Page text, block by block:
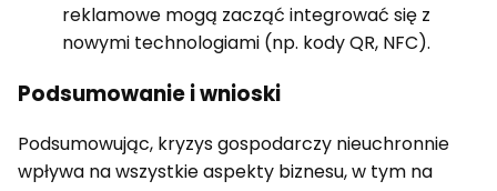
reklamowe mogą zacząć integrować się z
nowymi technologiami (np. kody QR, NFC).
Podsumowanie i wnioski
Podsumowując, kryzys gospodarczy nieuchronnie
wpływa na wszystkie aspekty biznesu, w tym na